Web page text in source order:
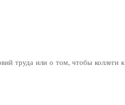
труда или о том, чтобы коллеги к